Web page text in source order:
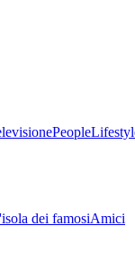
People
dei famosiAmici